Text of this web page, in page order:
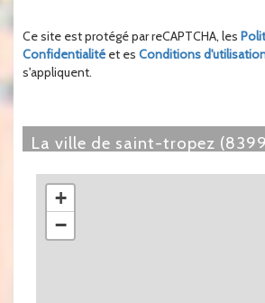
Ce site est protégé par reCAPTCHA, les
Confidentialité et es Conditions
s'appliquent.
la ville de saint-tropez
+
−